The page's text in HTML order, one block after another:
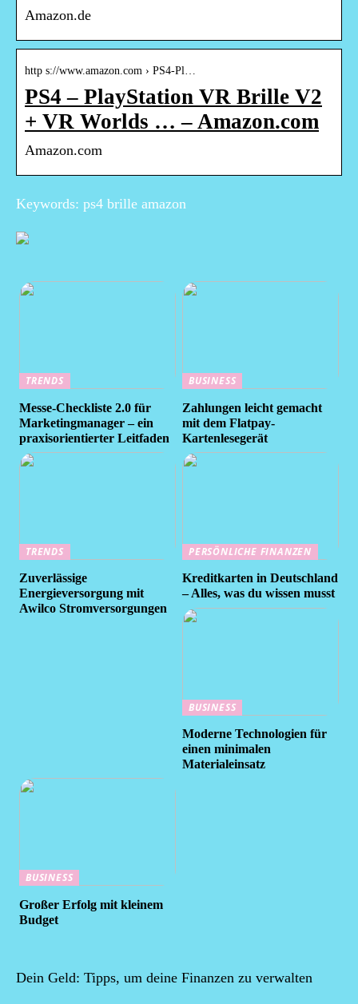
Amazon.de
http s://www.amazon.com › PS4-Pl…
PS4 – PlayStation VR Brille V2
+ VR Worlds … – Amazon.com
Amazon.com
Keywords: ps4 brille amazon
TRENDS
Messe-Checkliste 2.0 für
Marketingmanager – ein
praxisorientierter Leitfaden
BUSINESS
Zahlungen leicht gemacht
mit dem Flatpay-
Kartenlesegerät
TRENDS
Zuverlässige
Energieversorgung mit
Awilco Stromversorgungen
PERSÖNLICHE FINANZEN
Kreditkarten in Deutschland
– Alles, was du wissen musst
BUSINESS
Moderne Technologien für
einen minimalen
Materialeinsatz
BUSINESS
Großer Erfolg mit kleinem
Budget
Dein Geld: Tipps, um deine Finanzen zu verwalten